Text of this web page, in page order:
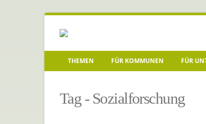
THEMEN FÜR KOMMUNEN FÜR
Tag - Sozialforschung